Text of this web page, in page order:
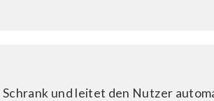
und leitet den Nutzer